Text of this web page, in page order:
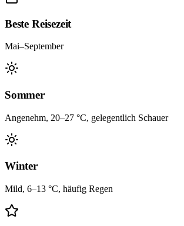
Beste Reisezeit
Mai–September
Sommer
Angenehm, 20–27 °C, gelegentlich Schauer
Winter
Mild, 6–13 °C, häufig Regen